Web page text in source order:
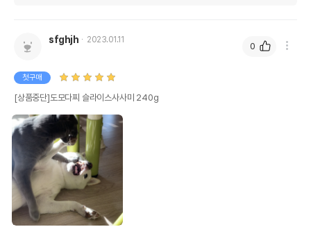
sfghjh 2023.01.11
첫구매
[상품중단]도모다찌 슬라이스사사미 240g
0